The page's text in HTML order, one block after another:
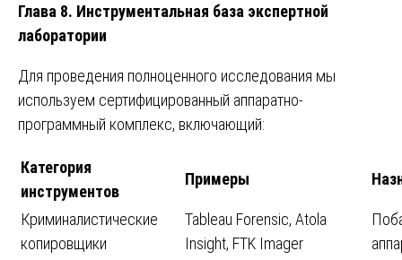
Глава 8. Инструментальная база экспертной
лаборатории
Для проведения полноценного исследования мы
используем сертифицированный аппаратно-
программный комплекс, включающий:
Категория
инструментов
Примеры
Криминалистические
копировщики
Tableau Forensic, Atola
Insight, FTK Imager